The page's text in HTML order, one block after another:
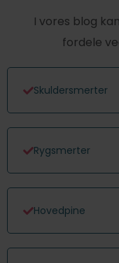
I vores blog
fordele
Skuldersmerter
Rygsmerter
Hovedpine